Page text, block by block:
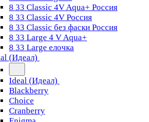
8 33 Classic 4V Aqua+ Россия
8 33 Classic 4V Россия
8 33 Classic без фаски Россия
8 33 Large 4 V Aqua+
8 33 Large елочка
(Идеал)
Ideal (Идеал)
Blackberry
Choice
Cranberry